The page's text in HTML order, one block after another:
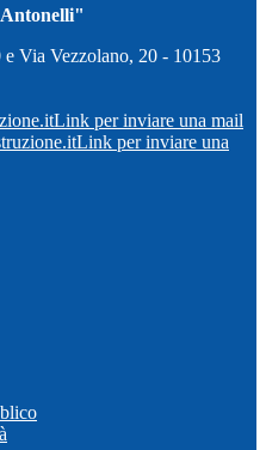
Via Vezzolano, 20 - 10153
Link per inviare una mail
Link per inviare una